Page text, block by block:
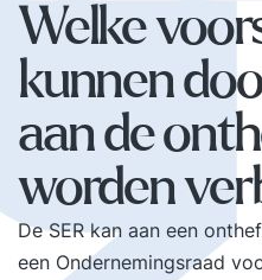
Welke
kunnen
aan de
worden
De SER kan aan een
een Ondernemingsraad